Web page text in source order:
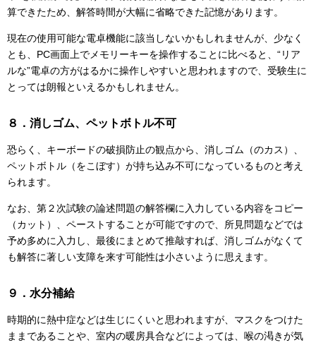
算できたため、解答時間が大幅に省略できた記憶があります。
現在の使用可能な電卓機能に該当しないかもしれませんが、少なく
とも、PC画面上でメモリーキーを操作することに比べると、“リア
ルな”電卓の方がはるかに操作しやすいと思われますので、受験生に
とっては朗報といえるかもしれません。
８．消しゴム、ペットボトル不可
恐らく、キーボードの破損防止の観点から、消しゴム（のカス）、
ペットボトル（をこぼす）が持ち込み不可になっているものと考え
られます。
なお、第２次試験の論述問題の解答欄に入力している内容をコピー
（カット）、ペーストすることが可能ですので、所見問題などでは
予め多めに入力し、最後にまとめて推敲すれば、消しゴムがなくて
も解答に著しい支障を来す可能性は小さいように思えます。
９．水分補給
時期的に熱中症などは生じにくいと思われますが、マスクをつけた
ままであることや、室内の暖房具合などによっては、喉の渇きが気